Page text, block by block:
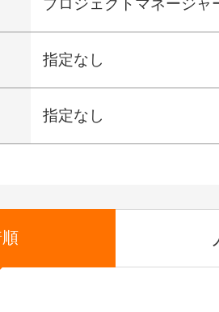
指定なし
指定なし